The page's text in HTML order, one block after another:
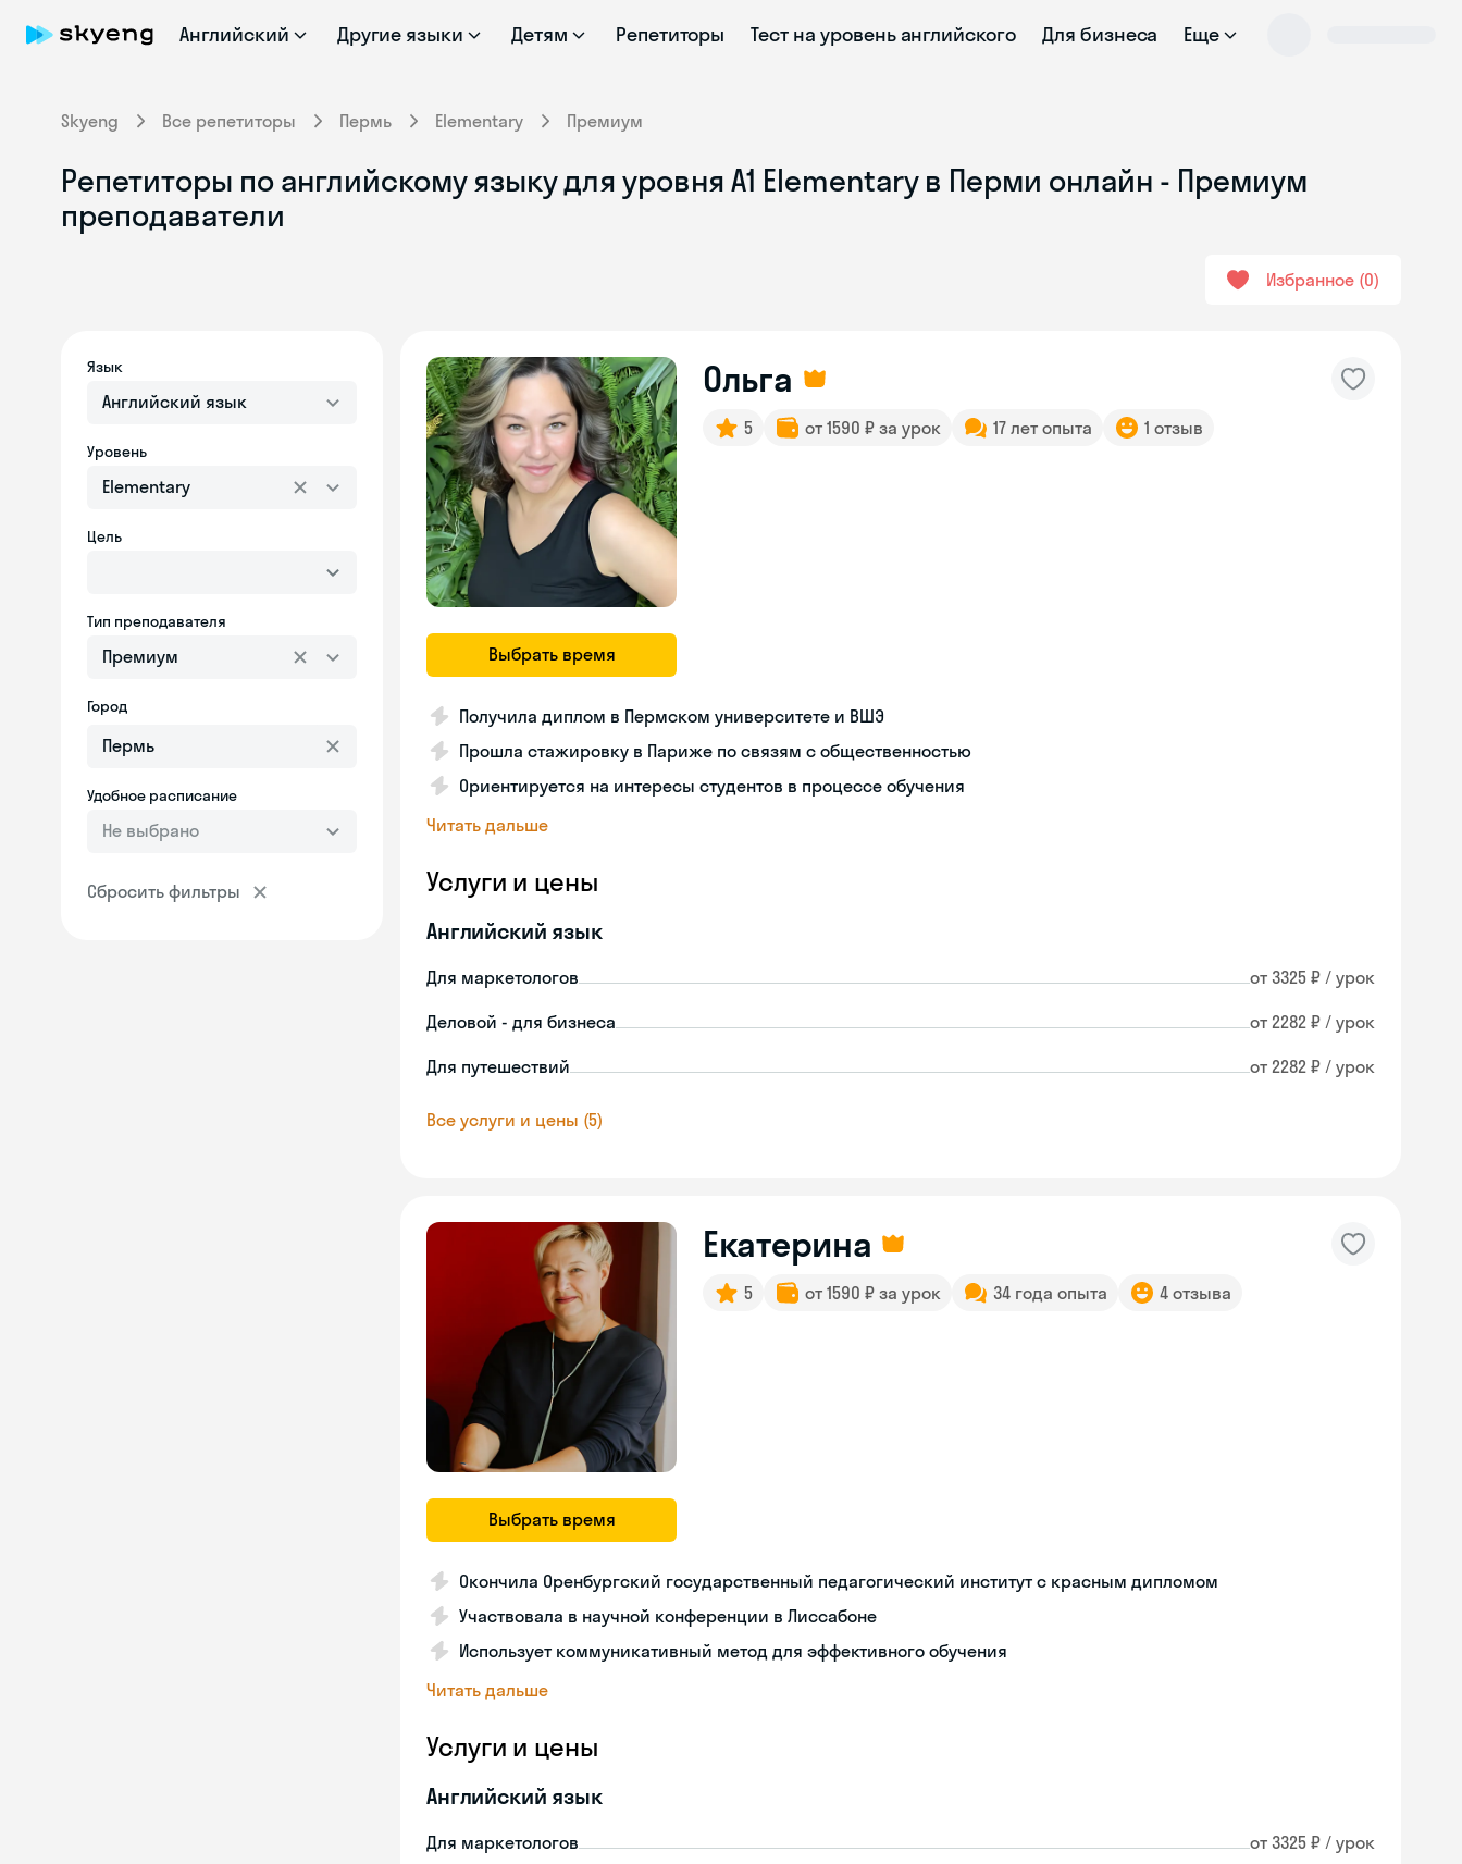
Английский Другие языки Детям Репетиторы Тест на уровень английского Для бизнеса Еще
Skyeng Все репетиторы Пермь Elementary Премиум
Репетиторы по английскому языку для уровня A1 Elementary в Перми онлайн - Премиум
преподаватели
Избранное 0
Язык
Английский язык
Уровень
Elementary
Цель
Тип преподавателя
Премиум
Город
Удобное расписание
Не выбрано
Сбросить фильтры
Выбрать время
Ольга
5 от 1590 ₽ за урок 17 лет опыта 1 отзыв
Получила диплом в Пермском университете и ВШЭ
Прошла стажировку в Париже по связям с общественностью
Ориентируется на интересы студентов в процессе обучения
Читать дальше
Услуги и цены
Английский язык
Для маркетологов от 3325 ₽ / урок
Деловой - для бизнеса от 2282 ₽ / урок
Для путешествий от 2282 ₽ / урок
Все услуги и цены (5)
Выбрать время
Екатерина
5 от 1590 ₽ за урок 34 года опыта 4 отзыва
Окончила Оренбургский государственный педагогический институт с красным дипломом
Участвовала в научной конференции в Лиссабоне
Использует коммуникативный метод для эффективного обучения
Читать дальше
Услуги и цены
Английский язык
Для маркетологов от 3325 ₽ / урок